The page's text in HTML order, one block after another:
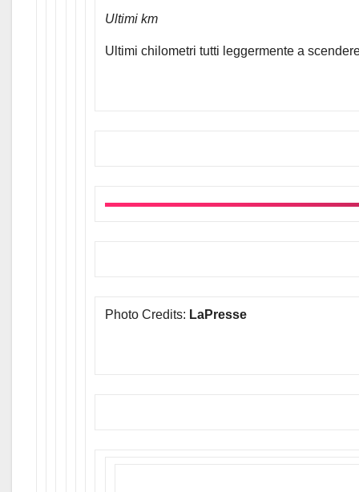
Ultimi km
Ultimi chilometri tutti leggermente a
Photo Credits: LaPresse